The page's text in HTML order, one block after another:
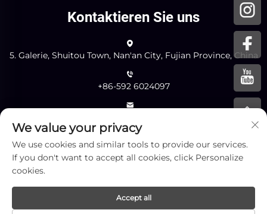
Kontaktieren Sie uns
5. Galerie, Shuitou Town, Nan'an City, Fujian Province, China
+86-592 6024097
Senden
We value your privacy
We use cookies and similar tools to provide our services.
If you don't want to accept all cookies, click Personalize
cookies.
Accept all